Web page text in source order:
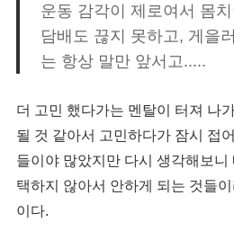
운동 감각이 제로여서 몸
담배도 끊지 못하고, 게을
는 항상 말만 앞서고.....
더 고민 했다가는 멘탈이 터져 나
될 것 같아서 고민하다가 잠시 접
들이야 많았지만 다시 생각해보니
택하지 않아서 안하게 되는 것들
이다.